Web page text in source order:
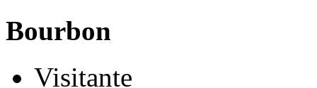
Bourbon
Visitante